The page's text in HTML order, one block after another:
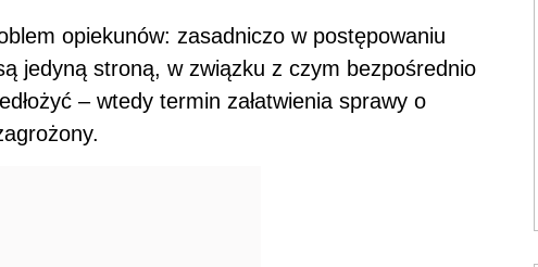
opiekunów: zasadniczo w postępowaniu
jedyną stroną, w związku z czym bezpośrednio
– wtedy termin załatwienia sprawy o